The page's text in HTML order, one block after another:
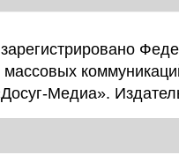
массовых
Медиа».